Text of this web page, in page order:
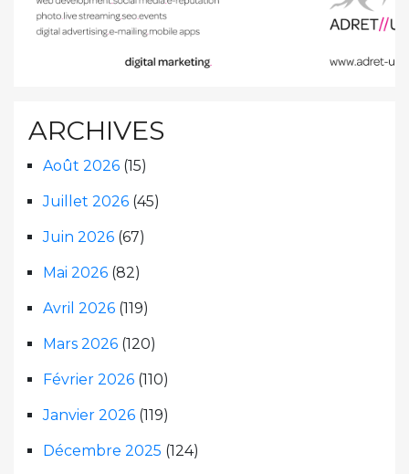
ARCHIVES
Août 2026 (15)
Juillet 2026 (45)
Juin 2026 (67)
Mai 2026 (82)
Avril 2026 (119)
Mars 2026 (120)
Février 2026 (110)
Janvier 2026 (119)
Décembre 2025 (124)